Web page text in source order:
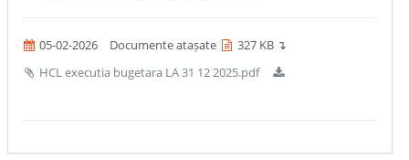
05-02-2026 Documente atașate
327 KB ↴
HCL executia bugetara LA 31 12 2025.pdf